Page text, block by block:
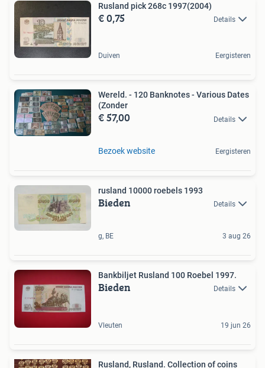
Rusland pick 268c 1997(2004)
€ 0,75 Details
Duiven Eergisteren
Wereld. - 120 Banknotes - Various Dates
(Zonder
€ 57,00 Details
Bezoek website Eergisteren
rusland 10000 roebels 1993
Bieden Details
g, BE 3 aug 26
Bankbiljet Rusland 100 Roebel 1997.
Bieden Details
Vleuten 19 jun 26
Rusland, Rusland. Collection of coins